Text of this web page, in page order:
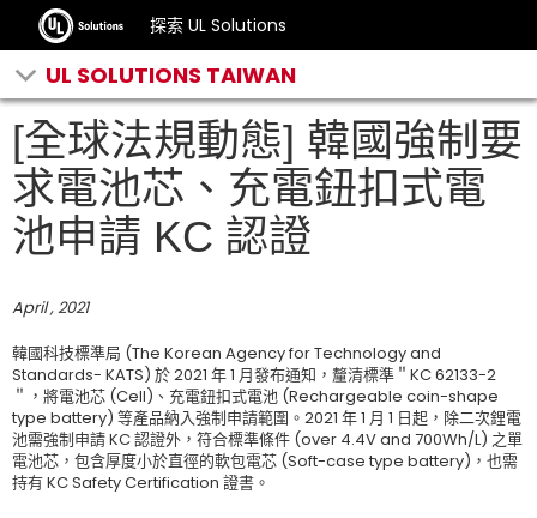
探索 UL Solutions
UL SOLUTIONS TAIWAN
[全球法規動態] 韓國強制要
求電池芯、充電鈕扣式電
池申請 KC 認證
April , 2021
韓國科技標準局 (The Korean Agency for Technology and
Standards- KATS) 於 2021 年 1 月發布通知，釐清標準＂KC 62133-2
＂，將電池芯 (Cell)、充電鈕扣式電池 (Rechargeable coin-shape
type battery) 等產品納入強制申請範圍。2021 年 1 月 1 日起，除二次鋰電
池需強制申請 KC 認證外，符合標準條件 (over 4.4V and 700Wh/L) 之單
電池芯，包含厚度小於直徑的軟包電芯 (Soft-case type battery)，也需
持有 KC Safety Certification 證書。